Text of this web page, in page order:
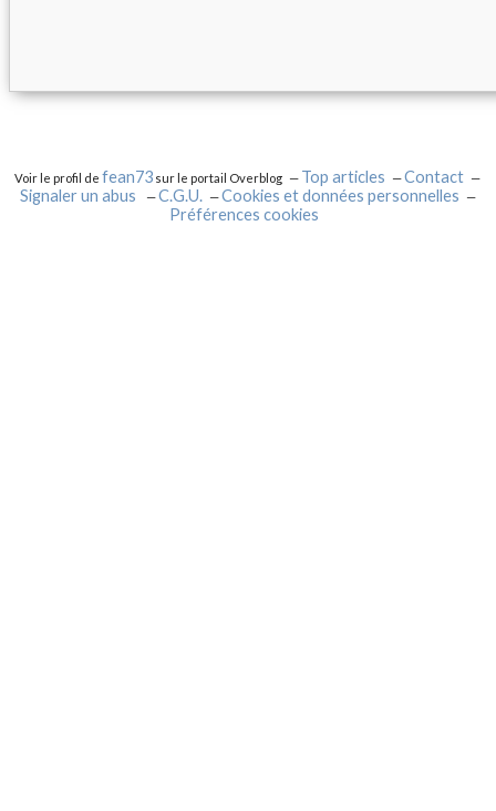
Voir le profil defean73 sur le portail Overblog Top articles
Contact
Signaler un abus
C.G.U.
Cookies et données personnelles
Préférences cookies